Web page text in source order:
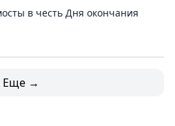
в честь Дня окончания
Еще →